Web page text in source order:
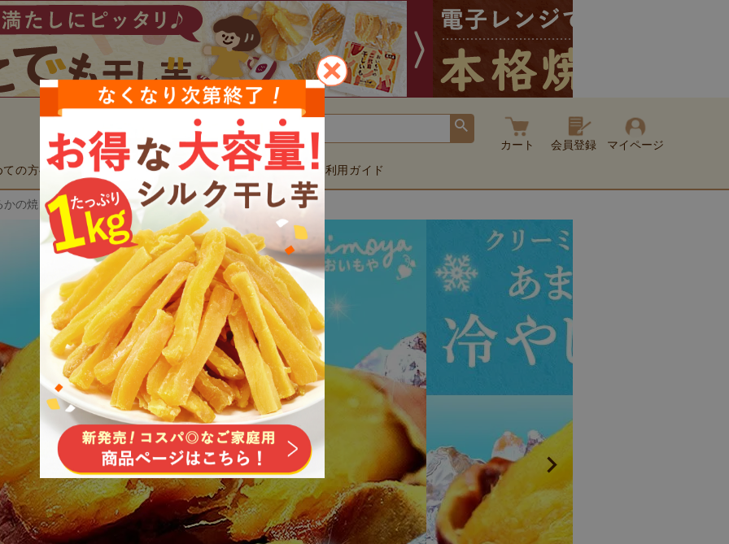
カート 会員登録
マイページ
の方へ
商品一覧 ▼ 用途で選ぶ ▼ ご利用ガイド
かの焼き芋 (10本) 【冷やし焼き芋タイプ】